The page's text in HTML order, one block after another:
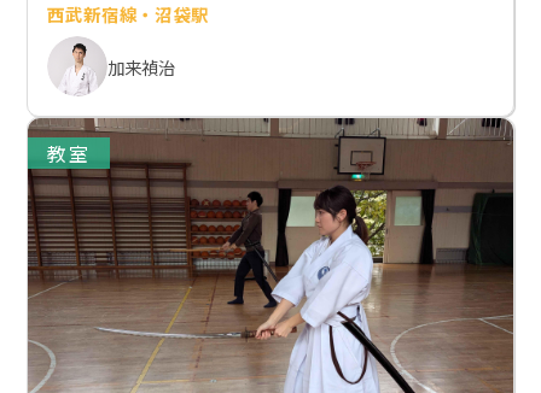
西武新宿線・沼袋駅
加来禎治
教室